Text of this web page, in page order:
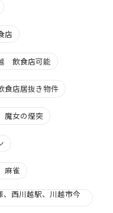
店
飲食店可能
店居抜き物件
女の煙突
麻雀
西川越駅、川越市今